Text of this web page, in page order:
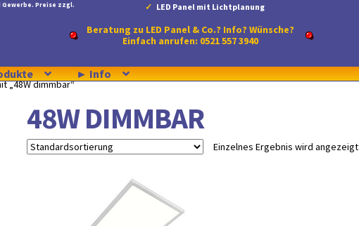
Preise zzgl.
LED Panel mit Lichtplanung
Beratung zu LED Panel & Co.? Info? Wünsche?
Einfach anrufen: 0521 557 3940
► Info
„48W dimmbar“
48W DIMMBAR
Einzelnes Ergebnis wird angezeigt